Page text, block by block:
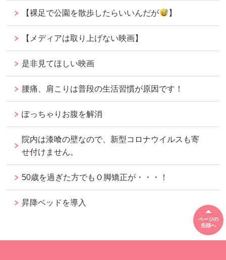
【裸足で公園を散歩したらいいんだが 】
【メディアは取り上げない映画】
是非見てほしい映画
腰痛、肩こりは普段の生活習慣が原因です！
ぽっちゃりお腹を解消
院内は漆喰の壁なので、新型コロナウイルスも寄
せ付けません。
50歳を過ぎた方でもＯ脚矯正が・・・！
昇降ベッドを導入
ページの
先頭へ